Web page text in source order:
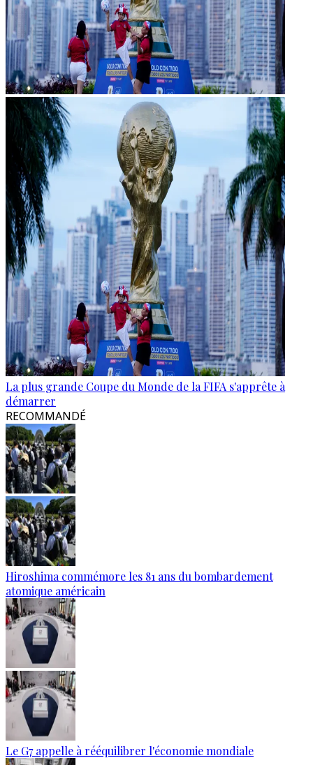
La plus grande Coupe du Monde de la FIFA s'apprête à
démarrer
RECOMMANDÉ
Hiroshima commémore les 81 ans du bombardement
atomique américain
Le G7 appelle à rééquilibrer l'économie mondiale